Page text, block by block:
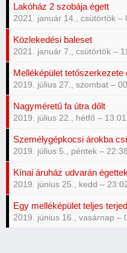
Lakóház 2 szobája égett
2021. január 14., csütörtök –
Közlekedési baleset
2021. január 7., csütörtök –
Melléképület tetőszerkezete
2019. július 27., szombat –
Nagyméretű fa útra dőlt
2019. július 22., hétfő – 13:01
Személygépkocsi árokba
2019. július 5., péntek – 22:38
Kínai áruház udvarán égettek
2019. június 25., kedd –
Egy melléképület teljes
2019. június 16., vasárnap –